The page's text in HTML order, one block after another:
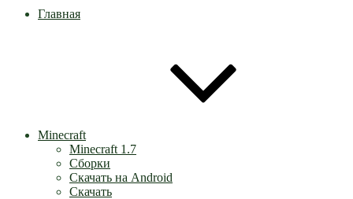
Главная
Minecraft
Minecraft 1.7
Сборки
Скачать на Android
Скачать